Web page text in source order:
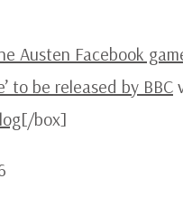
Austen Facebook
to be released by BBC
[/box]